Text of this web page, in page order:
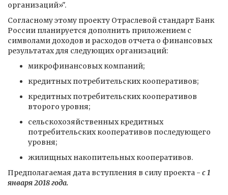
организаций»".
Согласному этому проекту Отраслевой стандарт Банк
России планируется дополнить приложением с
символами доходов и расходов отчета о финансовых
результатах для следующих организаций:
микрофинансовых компаний;
кредитных потребительских кооперативов;
кредитных потребительских кооперативов
второго уровня;
сельскохозяйственных кредитных
потребительских кооперативов последующего
уровня;
жилищных накопительных кооперативов.
Предполагаемая дата вступления в силу проекта - с 1
января 2018 года.